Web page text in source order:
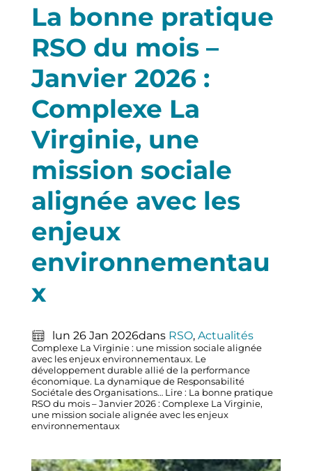
La bonne pratique
RSO du mois –
Janvier 2026 :
Complexe La
Virginie, une
mission sociale
alignée avec les
enjeux
environnementau
x
lun 26 Jan 2026dans RSO, Actualités
Complexe La Virginie : une mission sociale alignée
avec les enjeux environnementaux. Le
développement durable allié de la performance
économique. La dynamique de Responsabilité
Sociétale des Organisations… Lire : La bonne pratique
RSO du mois – Janvier 2026 : Complexe La Virginie,
une mission sociale alignée avec les enjeux
environnementaux